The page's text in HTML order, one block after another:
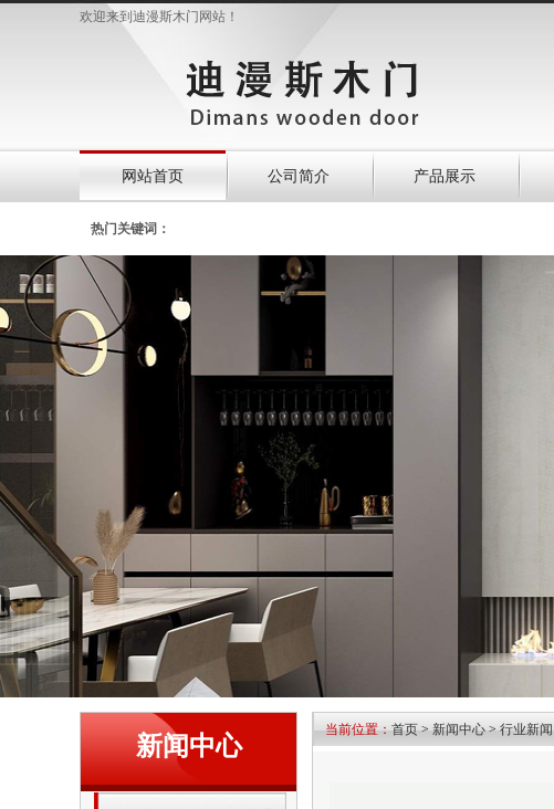
欢迎来到迪漫斯木门网站！
网站首页 公司简介 产品展示
热门关键词：
新闻中心
当前位置：首页>新闻中心>行业新闻